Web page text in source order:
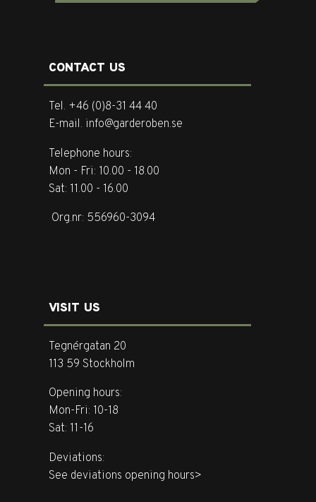
CONTACT US
Tel. +46 (0)8-31 44 40
E-mail. info@garderoben.se
Telephone hours:
Mon - Fri: 10.00 - 18.00
Sat: 11.00 - 16.00
Org.nr: 556960-3094
VISIT US
Tegnérgatan 20
113 59 Stockholm
Opening hours:
Mon-Fri: 10-18
Sat: 11-16
Deviations:
See deviations opening hours>